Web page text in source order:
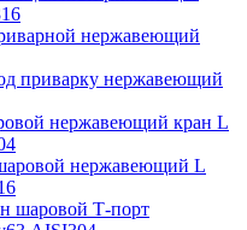
нержавеющий
приварку нержавеющий
нержавеющий кран L
нержавеющий L
шаровой Т-порт